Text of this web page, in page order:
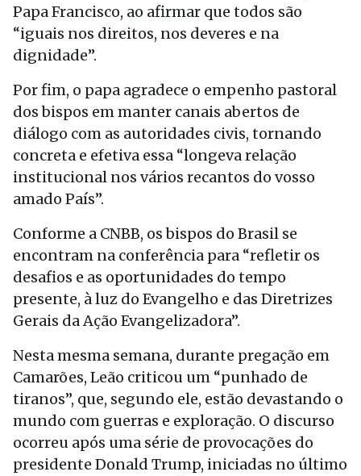
Papa Francisco, ao afirmar que todos são
“iguais nos direitos, nos deveres e na
dignidade”.
Por fim, o papa agradece o empenho pastoral
dos bispos em manter canais abertos de
diálogo com as autoridades civis, tornando
concreta e efetiva essa “longeva relação
institucional nos vários recantos do vosso
amado País”.
Conforme a CNBB, os bispos do Brasil se
encontram na conferência para “refletir os
desafios e as oportunidades do tempo
presente, à luz do Evangelho e das Diretrizes
Gerais da Ação Evangelizadora”.
Nesta mesma semana, durante pregação em
Camarões, Leão criticou um “punhado de
tiranos”, que, segundo ele, estão devastando o
mundo com guerras e exploração. O discurso
ocorreu após uma série de provocações do
presidente Donald Trump, iniciadas no último